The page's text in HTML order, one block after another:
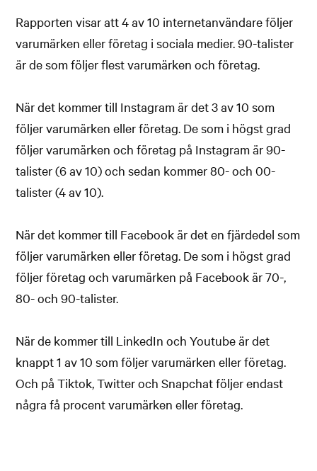
Rapporten visar att 4 av 10 internetanvändare följer
varumärken eller företag i sociala medier. 90-talister
är de som följer flest varumärken och företag.
När det kommer till Instagram är det 3 av 10 som
följer varumärken eller företag. De som i högst grad
följer varumärken och företag på Instagram är 90-
talister (6 av 10) och sedan kommer 80- och 00-
talister (4 av 10).
När det kommer till Facebook är det en fjärdedel som
följer varumärken eller företag. De som i högst grad
följer företag och varumärken på Facebook är 70-,
80- och 90-talister.
När de kommer till LinkedIn och Youtube är det
knappt 1 av 10 som följer varumärken eller företag.
Och på Tiktok, Twitter och Snapchat följer endast
några få procent varumärken eller företag.